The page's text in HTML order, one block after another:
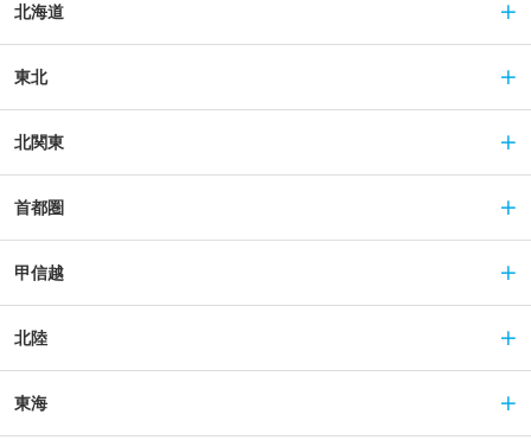
北海道
東北
北関東
首都圏
甲信越
北陸
東海